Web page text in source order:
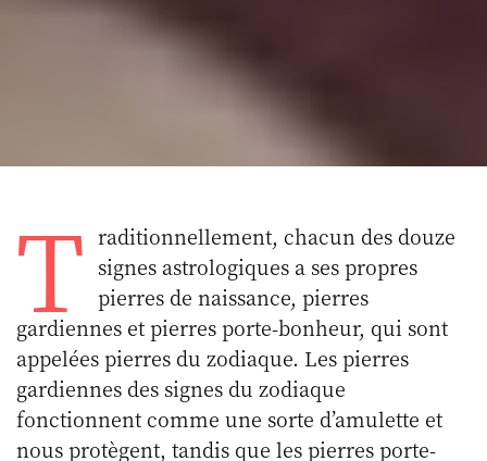
T raditionnellement, chacun des douze
signes astrologiques a ses propres
pierres de naissance, pierres
gardiennes et pierres porte-bonheur, qui sont
appelées pierres du zodiaque. Les pierres
gardiennes des signes du zodiaque
fonctionnent comme une sorte d’amulette et
nous protègent, tandis que les pierres porte-